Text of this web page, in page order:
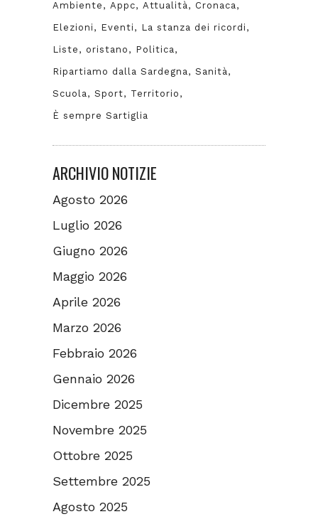
Ambiente Appc Attualità Cronaca
Elezioni Eventi La stanza dei ricordi
Liste oristano Politica
Ripartiamo dalla Sardegna Sanità
Scuola Sport Territorio
È sempre Sartiglia
ARCHIVIO NOTIZIE
Agosto 2026
Luglio 2026
Giugno 2026
Maggio 2026
Aprile 2026
Marzo 2026
Febbraio 2026
Gennaio 2026
Dicembre 2025
Novembre 2025
Ottobre 2025
Settembre 2025
Agosto 2025